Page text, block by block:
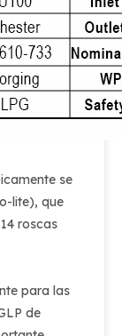
se
lite), que
roscas
para las
de